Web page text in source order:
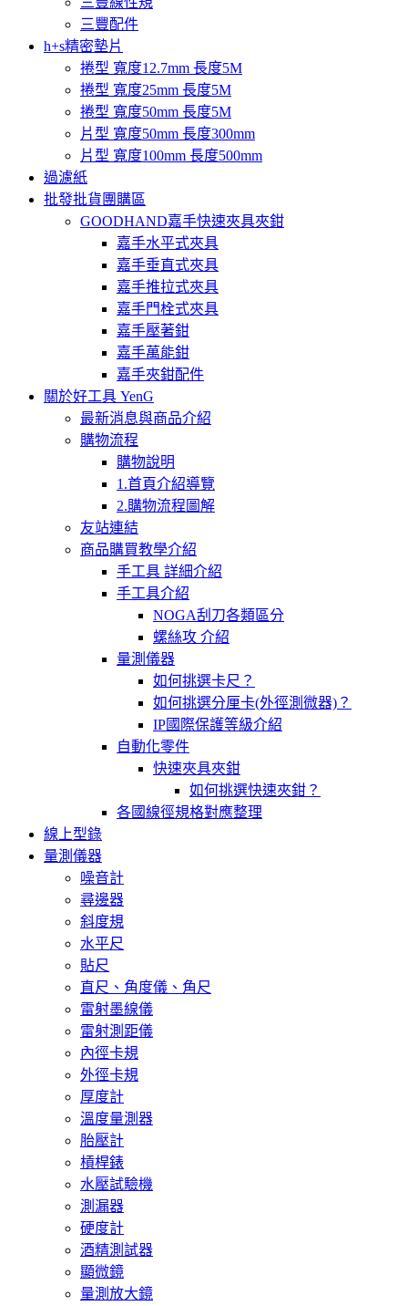
三豐配件
h+s精密墊片
捲型 寬度12.7mm 長度5M
捲型 寬度25mm 長度5M
捲型 寬度50mm 長度5M
片型 寬度50mm 長度300mm
片型 寬度100mm 長度500mm
過濾紙
批發批貨團購區
GOODHAND嘉手快速夾具夾鉗
嘉手水平式夾具
嘉手垂直式夾具
嘉手推拉式夾具
嘉手門栓式夾具
嘉手壓著鉗
嘉手萬能鉗
嘉手夾鉗配件
關於好工具 YenG
最新消息與商品介紹
購物流程
購物說明
1.首頁介紹導覽
2.購物流程圖解
友站連結
商品購買教學介紹
手工具 詳細介紹
手工具介紹
NOGA刮刀各類區分
螺絲攻 介紹
量測儀器
如何挑選卡尺？
如何挑選分厘卡(外徑測微器)？
IP國際保護等級介紹
自動化零件
快速夾具夾鉗
如何挑選快速夾鉗？
各國線徑規格對應整理
線上型錄
量測儀器
噪音計
尋邊器
斜度規
水平尺
貼尺
直尺、角度儀、角尺
雷射墨線儀
雷射測距儀
內徑卡規
外徑卡規
厚度計
溫度量測器
胎壓計
槓桿錶
水壓試驗機
測漏器
硬度計
酒精測試器
顯微鏡
量測放大鏡